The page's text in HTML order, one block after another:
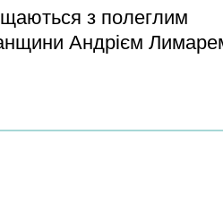
з полеглим
Андрієм